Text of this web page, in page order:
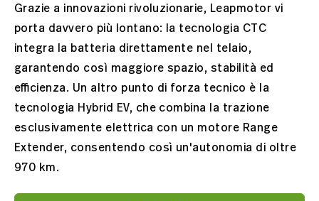
Grazie a innovazioni rivoluzionarie, Leapmotor vi
porta davvero più lontano: la tecnologia CTC
integra la batteria direttamente nel telaio,
garantendo così maggiore spazio, stabilità ed
efficienza. Un altro punto di forza tecnico è la
tecnologia Hybrid EV, che combina la trazione
esclusivamente elettrica con un motore Range
Extender, consentendo così un'autonomia di oltre
970 km.